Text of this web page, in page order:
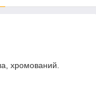
хромований.